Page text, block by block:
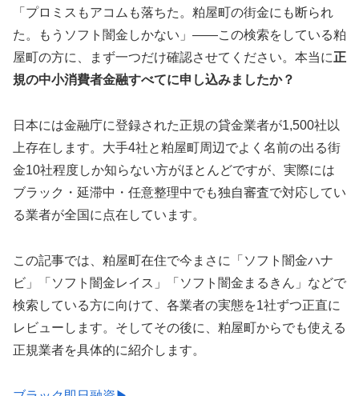
「プロミスもアコムも落ちた。粕屋町の街金にも断られ
た。もうソフト闇金しかない」——この検索をしている粕
屋町の方に、まず一つだけ確認させてください。本当に正
規の中小消費者金融すべてに申し込みましたか？
日本には金融庁に登録された正規の貸金業者が1,500社以
上存在します。大手4社と粕屋町周辺でよく名前の出る街
金10社程度しか知らない方がほとんどですが、実際には
ブラック・延滞中・任意整理中でも独自審査で対応してい
る業者が全国に点在しています。
この記事では、粕屋町在住で今まさに「ソフト闇金ハナ
ビ」「ソフト闇金レイス」「ソフト闇金まるきん」などで
検索している方に向けて、各業者の実態を1社ずつ正直に
レビューします。そしてその後に、粕屋町からでも使える
正規業者を具体的に紹介します。